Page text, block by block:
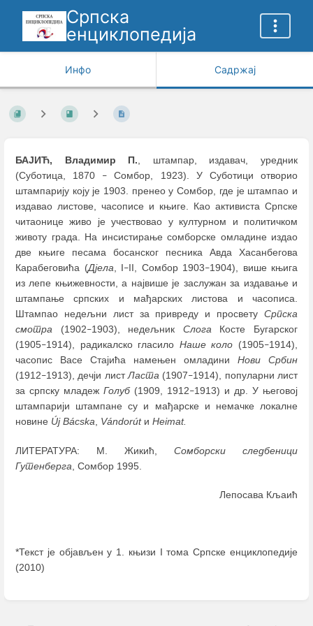
Српска
енциклопедија
Инфо Садржај
БАЈИЋ, Владимир П., штампар, издавач, уредник
(Суботица, 1870 – Сомбор, 1923). У Суботици отворио
штампарију коју је 1903. пренео у Сомбор, где је штампао и
издавао листове, часописе и књиге. Као активиста Српске
читаонице живо је учествовао у културном и политичком
животу града. На инсистирање сомборске омладине издао
две књиге песама босанског песника Авда Хасанбегова
Карабеговића (Дјела, I–II, Сомбор 1903–1904), више књига
из лепе књижевности, а највише је заслужан за издавање и
штампање српских и мађарских листова и часописа.
Штампао недељни лист за привреду и просвету Српска
смотра (1902–1903), недељник СлогaКосте Бугарског
(1905–1914), радикалско гласило Наше коло (1905–1914),
часопис Васе Стајића намењен омладини Нови Србин
(1912–1913), дечји листЛастa (1907–1914), популарни лист
за српску младеж Голуб(1909, 1912–1913) и др. У његовој
штампарији штампане су и мађарске и немачке локалне
новине Úј Bácska, Vándorútи Heimat.
ЛИТЕРАТУРА: М. Жикић, Сомборски следбеници
Гутенберга , Сомбор 1995.
Лепосава Кљаић
*Текст је објављен у 1. књизи I тома Српске енциклопедије
(2010)